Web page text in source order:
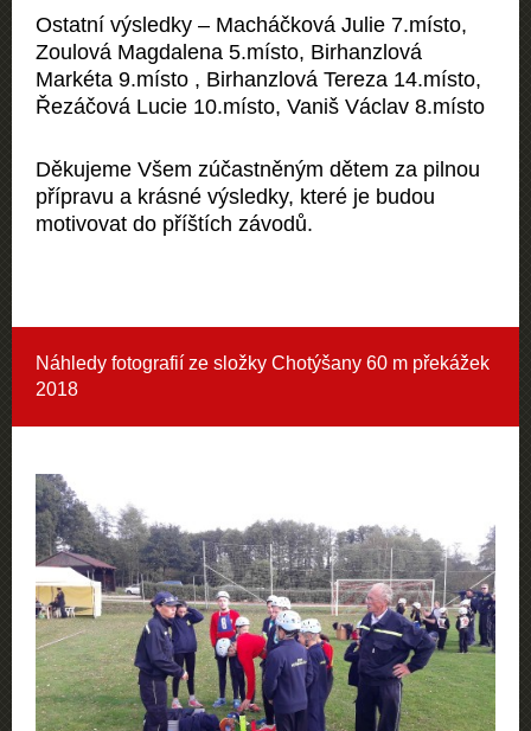
Ostatní výsledky – Macháčková Julie 7.místo,
Zoulová Magdalena 5.místo, Birhanzlová
Markéta 9.místo , Birhanzlová Tereza 14.místo,
Řezáčová Lucie 10.místo, Vaniš Václav 8.místo
Děkujeme Všem zúčastněným dětem za pilnou
přípravu a krásné výsledky, které je budou
motivovat do příštích závodů.
Náhledy fotografií ze složky Chotýšany 60 m překážek
2018